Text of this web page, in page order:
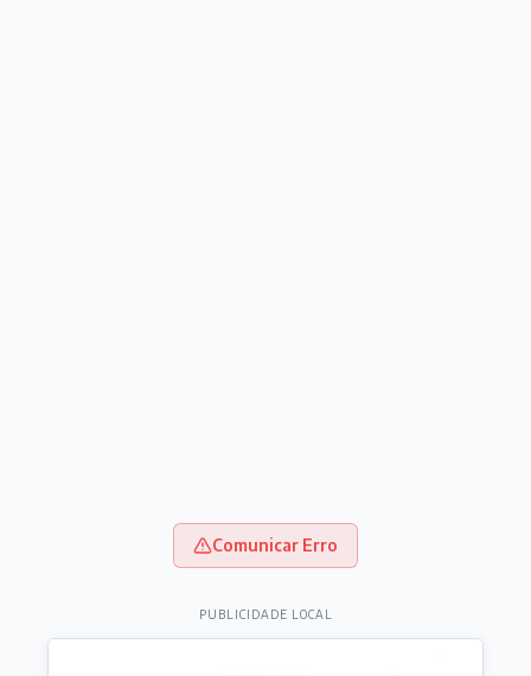
Comunicar Erro
PUBLICIDADE LOCAL